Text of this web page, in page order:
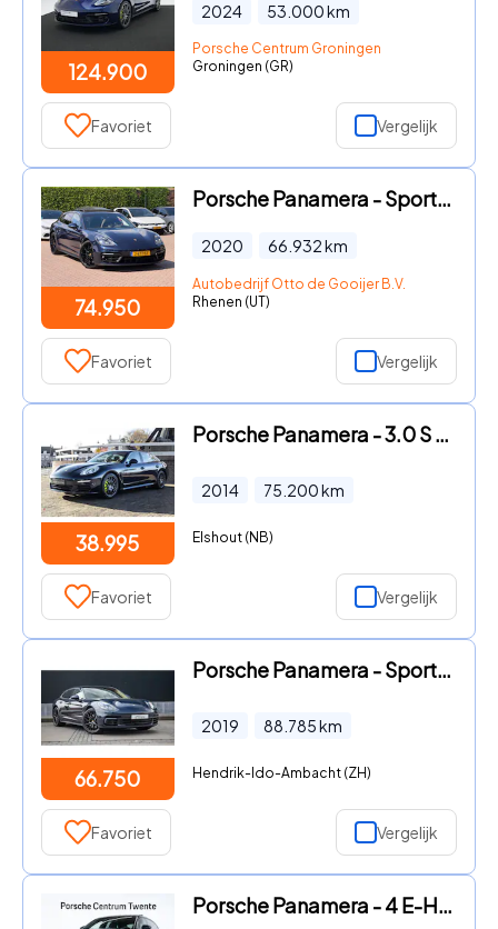
124.900
2024 53.000km
Porsche Centrum Groningen
Groningen (GR)
Favoriet Vergelijk
74.950
Porsche Panamera - Sport Turismo 2.9 4S E-Hybrid / Panoramadak / 360Camera / He
2020 66.932km
Autobedrijf Otto de Gooijer B.V.
Rhenen (UT)
Favoriet Vergelijk
38.995
Porsche Panamera - 3.0 S E-Hybrid
2014 75.200km
Elshout (NB)
Favoriet Vergelijk
66.750
Porsche Panamera - Sport Turismo 2.9 4 E-Hybrid
2019 88.785km
Hendrik-Ido-Ambacht (ZH)
Favoriet Vergelijk
Porsche Panamera - 4 E-Hybrid Sport Turismo